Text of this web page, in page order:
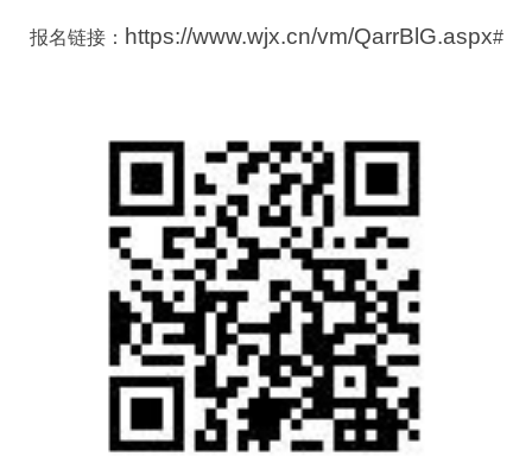
报名链接： https://www.wjx.cn/vm/QarrBlG.aspx#